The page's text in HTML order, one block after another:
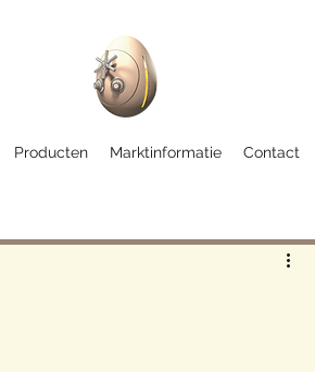
Producten Marktinformatie Contact